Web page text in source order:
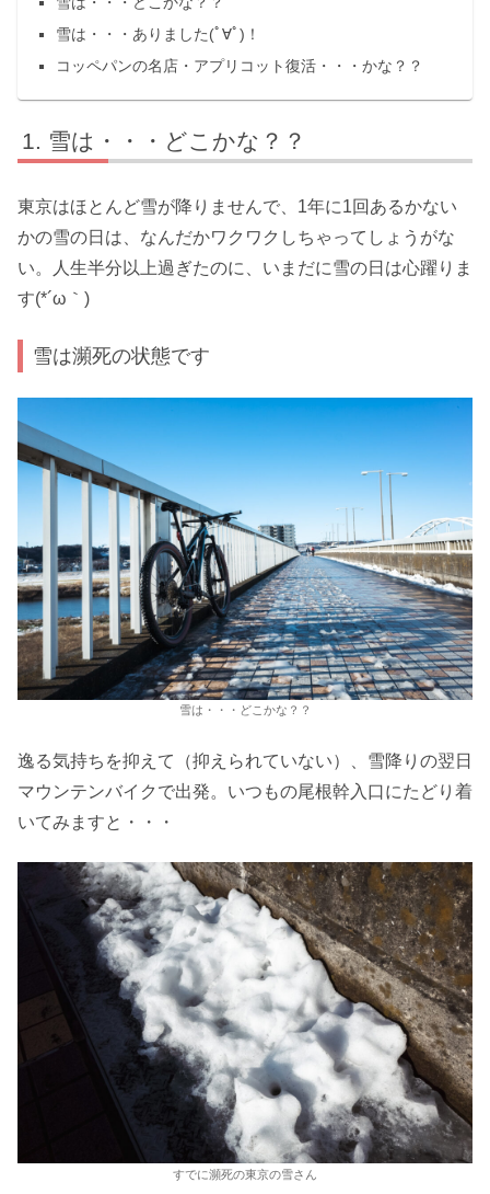
雪は・・・ありました(ﾟ∀ﾟ)！
コッペパンの名店・アプリコット復活・・・かな？？
雪は・・・どこかな？？
東京はほとんど雪が降りませんで、1年に1回あるかない
かの雪の日は、なんだかワクワクしちゃってしょうがな
い。人生半分以上過ぎたのに、いまだに雪の日は心躍りま
す(*´ω｀)
雪は瀕死の状態です
雪は・・・どこかな？？
逸る気持ちを抑えて（抑えられていない）、雪降りの翌日
マウンテンバイクで出発。いつもの尾根幹入口にたどり着
いてみますと・・・
すでに瀕死の東京の雪さん